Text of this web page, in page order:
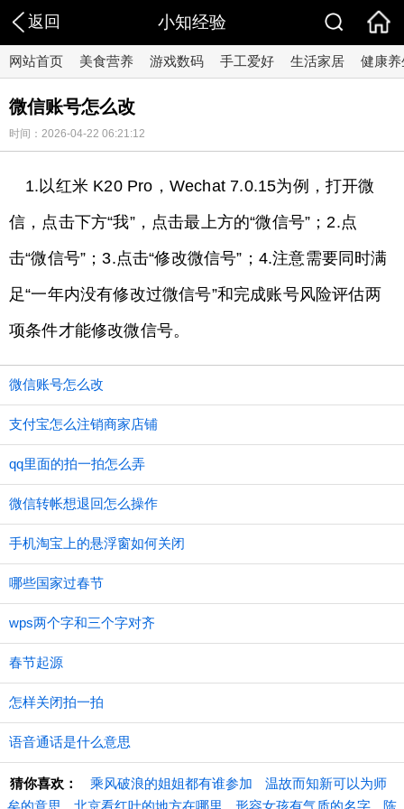
返回 小知经验
网站首页 美食营养 游戏数码 手工爱好 生活家居 健康养
微信账号怎么改
时间：2026-04-22 06:21:12
1.以红米 K20 Pro，Wechat 7.0.15为例，打开微
信，点击下方“我”，点击最上方的“微信号”；2.点
击“微信号”；3.点击“修改微信号”；4.注意需要同时满
足“一年内没有修改过微信号”和完成账号风险评估两
项条件才能修改微信号。
微信账号怎么改
支付宝怎么注销商家店铺
qq里面的拍一拍怎么弄
微信转帐想退回怎么操作
手机淘宝上的悬浮窗如何关闭
哪些国家过春节
wps两个字和三个字对齐
春节起源
怎样关闭拍一拍
语音通话是什么意思
猜你喜欢： 乘风破浪的姐姐都有谁参加
温故而知新可以为师
矣的意思
北京看红叶的地方在哪里 形容女孩有气质的名字 陈